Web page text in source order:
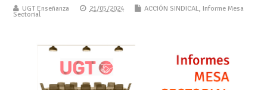
UGT Enseñanza 21/05/2024 ACCIÓN SINDICAL, Informe Mesa
Sectorial